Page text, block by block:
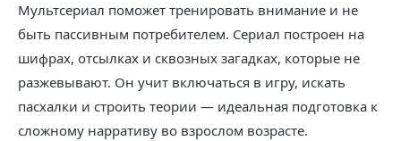
Мультсериал поможет тренировать внимание и не
быть пассивным потребителем. Сериал построен на
шифрах, отсылках и сквозных загадках, которые не
разжевывают. Он учит включаться в игру, искать
пасхалки и строить теории — идеальная подготовка к
сложному нарративу во взрослом возрасте.